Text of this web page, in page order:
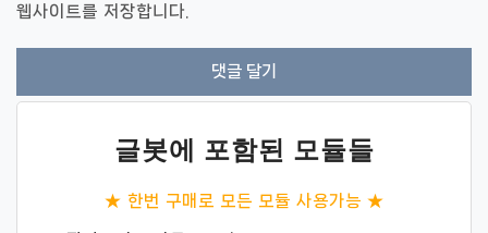
웹사이트를 저장합니다.
글봇에 포함된 모듈들
★ 한번 구매로 모든 모듈 사용가능 ★